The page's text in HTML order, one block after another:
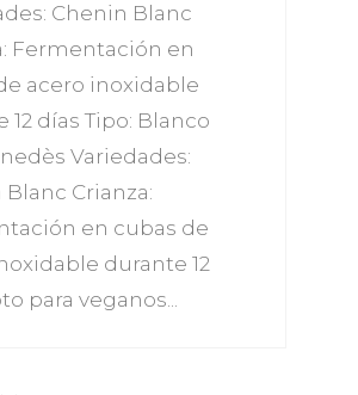
Chenin Blanc
Fermentación en
acero inoxidable
12 días Tipo: Blanco
Variedades:
Crianza:
en cubas de
durante 12
para veganos...